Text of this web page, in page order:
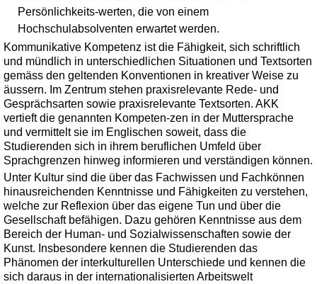
Persönlichkeits-werten, die von einem
Hochschulabsolventen erwartet werden.
Kommunikative Kompetenz ist die Fähigkeit, sich schriftlich
und mündlich in unterschiedlichen Situationen und Textsorten
gemäss den geltenden Konventionen in kreativer Weise zu
äussern. Im Zentrum stehen praxisrelevante Rede- und
Gesprächsarten sowie praxisrelevante Textsorten. AKK
vertieft die genannten Kompeten-zen in der Muttersprache
und vermittelt sie im Englischen soweit, dass die
Studierenden sich in ihrem beruflichen Umfeld über
Sprachgrenzen hinweg informieren und verständigen können.
Unter Kultur sind die über das Fachwissen und Fachkönnen
hinausreichenden Kenntnisse und Fähigkeiten zu verstehen,
welche zur Reflexion über das eigene Tun und über die
Gesellschaft befähigen. Dazu gehören Kenntnisse aus dem
Bereich der Human- und Sozialwissenschaften sowie der
Kunst. Insbesondere kennen die Studierenden das
Phänomen der interkulturellen Unterschiede und kennen die
sich daraus in der internationalisierten Arbeitswelt